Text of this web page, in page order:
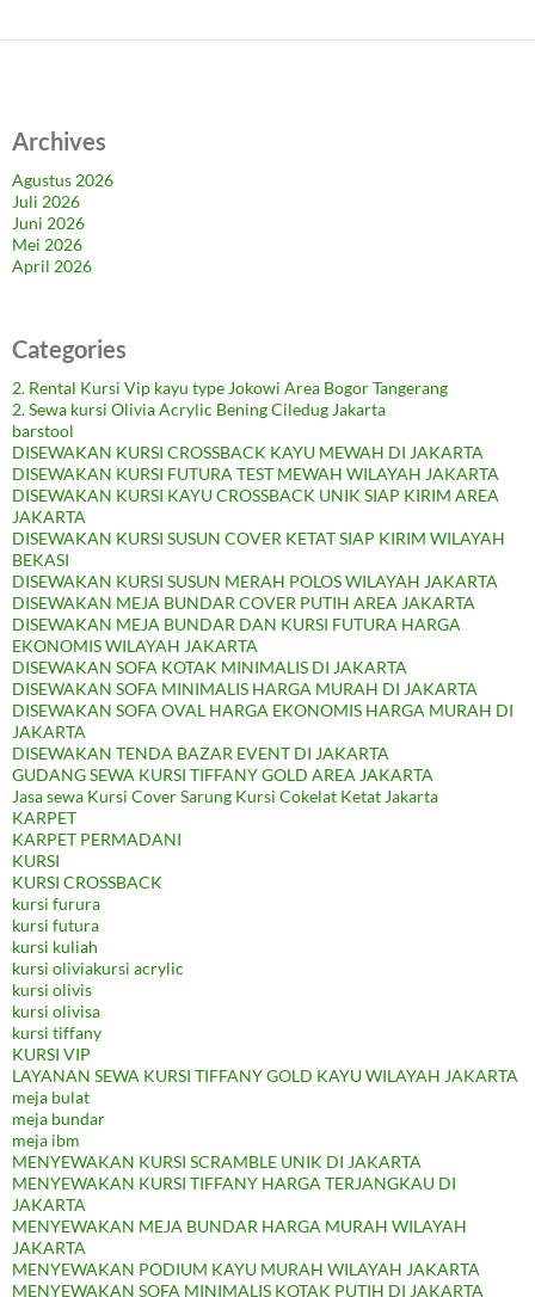
Archives
Agustus 2026
Juli 2026
Juni 2026
Mei 2026
April 2026
Categories
2. Rental Kursi Vip kayu type Jokowi Area Bogor Tangerang
2. Sewa kursi Olivia Acrylic Bening Ciledug Jakarta
barstool
DISEWAKAN KURSI CROSSBACK KAYU MEWAH DI JAKARTA
DISEWAKAN KURSI FUTURA TEST MEWAH WILAYAH JAKARTA
DISEWAKAN KURSI KAYU CROSSBACK UNIK SIAP KIRIM AREA
JAKARTA
DISEWAKAN KURSI SUSUN COVER KETAT SIAP KIRIM WILAYAH
BEKASI
DISEWAKAN KURSI SUSUN MERAH POLOS WILAYAH JAKARTA
DISEWAKAN MEJA BUNDAR COVER PUTIH AREA JAKARTA
DISEWAKAN MEJA BUNDAR DAN KURSI FUTURA HARGA
EKONOMIS WILAYAH JAKARTA
DISEWAKAN SOFA KOTAK MINIMALIS DI JAKARTA
DISEWAKAN SOFA MINIMALIS HARGA MURAH DI JAKARTA
DISEWAKAN SOFA OVAL HARGA EKONOMIS HARGA MURAH DI
JAKARTA
DISEWAKAN TENDA BAZAR EVENT DI JAKARTA
GUDANG SEWA KURSI TIFFANY GOLD AREA JAKARTA
Jasa sewa Kursi Cover Sarung Kursi Cokelat Ketat Jakarta
KARPET
KARPET PERMADANI
KURSI
KURSI CROSSBACK
kursi furura
kursi futura
kursi kuliah
kursi oliviakursi acrylic
kursi olivis
kursi olivisa
kursi tiffany
KURSI VIP
LAYANAN SEWA KURSI TIFFANY GOLD KAYU WILAYAH JAKARTA
meja bulat
meja bundar
meja ibm
MENYEWAKAN KURSI SCRAMBLE UNIK DI JAKARTA
MENYEWAKAN KURSI TIFFANY HARGA TERJANGKAU DI
JAKARTA
MENYEWAKAN MEJA BUNDAR HARGA MURAH WILAYAH
JAKARTA
MENYEWAKAN PODIUM KAYU MURAH WILAYAH JAKARTA
MENYEWAKAN SOFA MINIMALIS KOTAK PUTIH DI JAKARTA